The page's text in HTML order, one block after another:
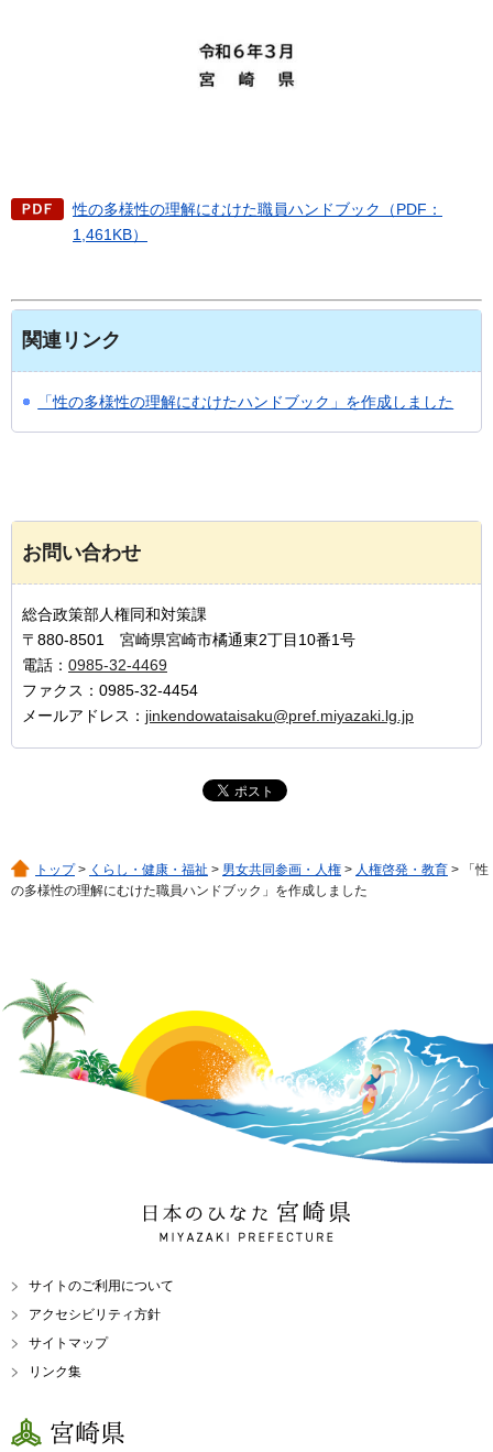
性の多様性の理解にむけた職員ハンドブック（PDF：
1,461KB）
関連リンク
「性の多様性の理解にむけたハンドブック」を作成しました
お問い合わせ
総合政策部人権同和対策課
〒880-8501 宮崎県宮崎市橘通東2丁目10番1号
電話： 0985-32-4469
ファクス：0985-32-4454
メールアドレス： jinkendowataisaku@pref.miyazaki.lg.jp
トップ> くらし・健康・福祉 > 男女共同参画・人権 > 人権啓発・教育 > 「性
の多様性の理解にむけた職員ハンドブック」を作成しました
日本のひなた 宮崎県
MIYAZAKI PREFECTURE
サイトのご利用について
アクセシビリティ方針
サイトマップ
リンク集
宮崎県